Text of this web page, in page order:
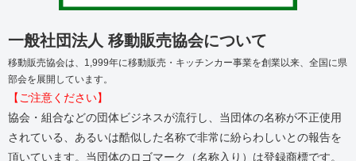
一般社団法人 移動販売協会について
移動販売協会は、1,999年に移動販売・キッチンカー事業を創業以来、全国に県
部会を展開しています。
【ご注意ください】
協会・組合などの団体ビジネスが流行し、当団体の名称が不正使用
されている、あるいは酷似した名称で非常に紛らわしいとの報告を
頂いています。当団体のロゴマーク（名称入り）は登録商標です。